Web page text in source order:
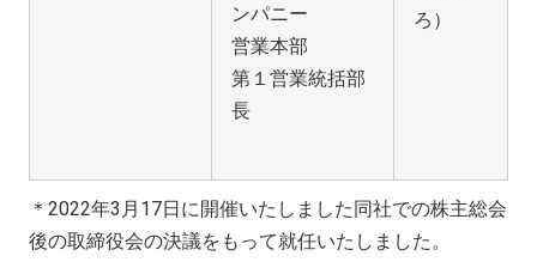
ンパニー
営業本部
第１営業統括部
長
ろ）
＊2022年3月17日に開催いたしました同社での株主総会
後の取締役会の決議をもって就任いたしました。